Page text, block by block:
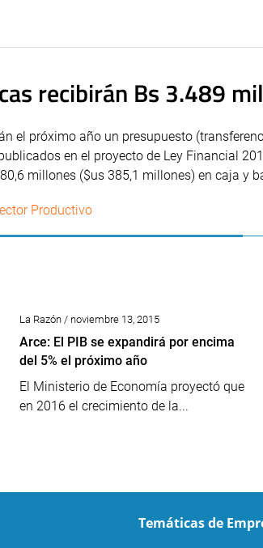
recibirán Bs 3.489
el próximo año un presupuesto
en el proyecto de Ley Financial
millones ($us 385,1 millones) en caja y
Productivo
La Razón / noviembre 13, 2015
Arce: El PIB se expandirá por encima
del 5% el próximo año
El Ministerio de Economía proyectó que
en 2016 el crecimiento de la...
Temáticas de